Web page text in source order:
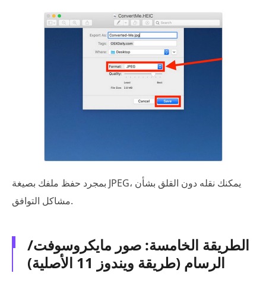
بمجرد حفظ ملفك بصيغة JPEG، يمكنك نقله دون القلق بشأن
مشاكل التوافق.
الطريقة الخامسة: صور مايكروسوفت/
الرسام (طريقة ويندوز 11 الأصلية)